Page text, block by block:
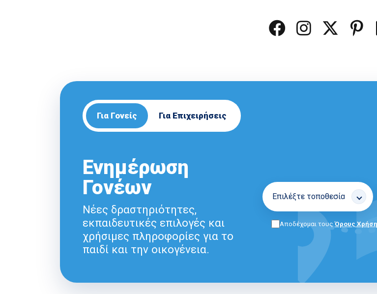
Για Γονείς Για Επιχειρήσεις
Ενημέρωση
Γονέων
Νέες δραστηριότητες,
εκπαιδευτικές επιλογές και
χρήσιμες πληροφορίες για το
παιδί και την οικογένεια.
Αποδέχομαι τουςΌρους